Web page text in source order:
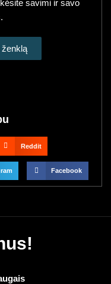
savimi ir savo
Reddit
Facebook